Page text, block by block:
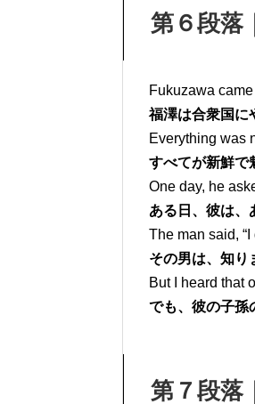
第６段落
Fukuzawa
福澤は合衆国に
Everything was
すべてが新鮮で
One day, he
ある日、彼は、
The man said, “I
その男は、知り
But I heard that
でも、彼の子孫
第７段落